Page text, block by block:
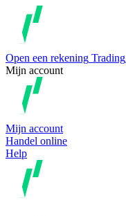
Open een rekening Trading
Mijn account
Mijn account
Handel online
Help